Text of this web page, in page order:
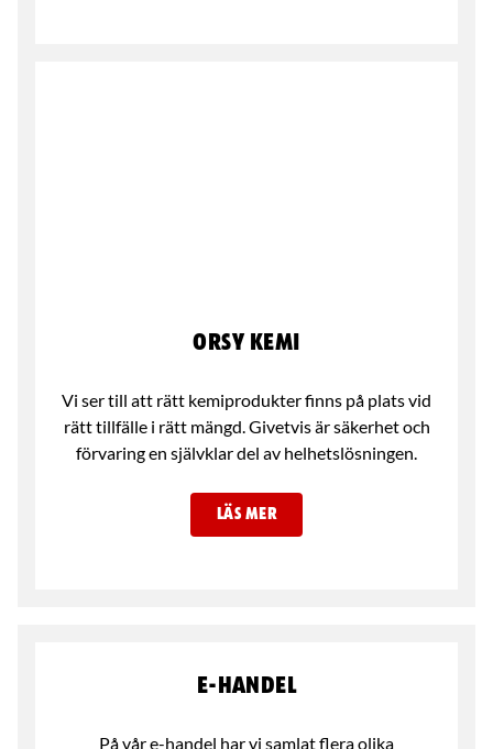
ORSY Kemi
Vi ser till att rätt kemiprodukter finns på plats vid
rätt tillfälle i rätt mängd. Givetvis är säkerhet och
förvaring en självklar del av helhetslösningen.
LÄS MER
E-handel
På vår e-handel har vi samlat flera olika